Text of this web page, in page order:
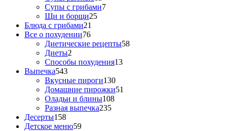
Супы с грибами7
Щи и борщи25
Блюда с грибами21
Все о похудении76
Диетические рецепты58
Диеты2
Способы похудения13
Выпечка543
Вкусные пироги130
Домашние пирожки51
Оладьи и блины108
Разная выпечка235
Десерты158
Детское меню59